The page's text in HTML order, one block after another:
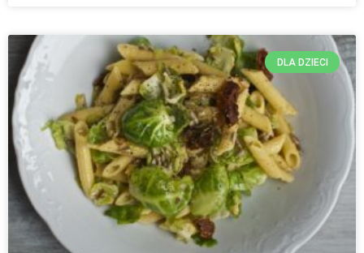
DLA DZIECI